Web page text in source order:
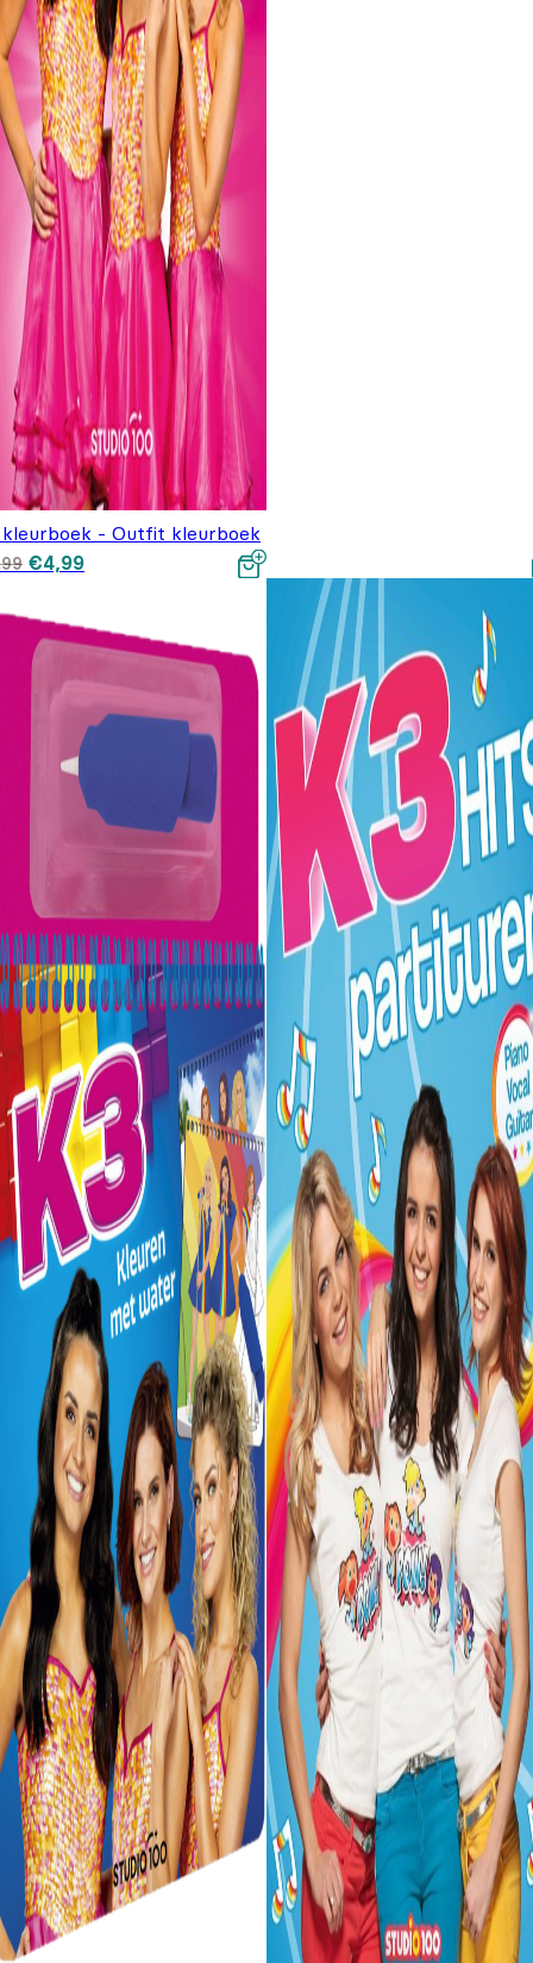
- Outfit kleurboek
Oorspronkelijke prijs
was: €6,99.
€4,99Huidige prijs is:
€4,99.